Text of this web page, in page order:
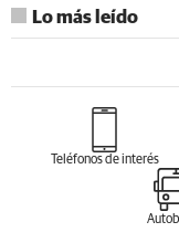
Lo más leído
Teléfonos de interés